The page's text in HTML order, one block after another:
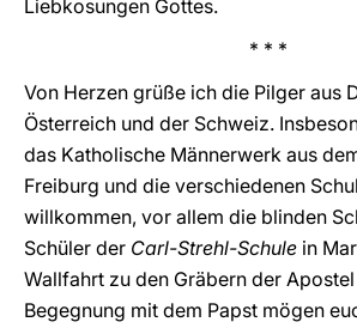
Liebkosungen Gottes.
* * *
Von Herzen grüße ich die Pilger aus
Österreich und der Schweiz.
das Katholische Männerwerk aus
Freiburg und die verschiedenen
willkommen, vor allem die blinden
Schüler der Carl-Strehl-Schule in
Wallfahrt zu den Gräbern der
Begegnung mit dem Papst mögen